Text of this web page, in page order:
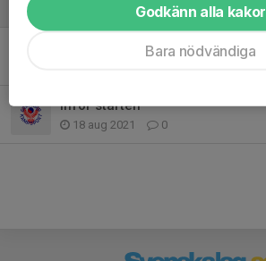
0
Terminsavslutning
Inför starten
18 aug 2021 0
Godkänn alla kakor
Bara nödvändiga